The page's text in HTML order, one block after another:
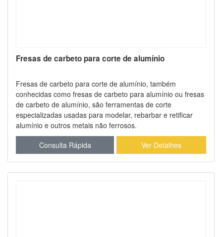
Fresas de carbeto para corte de alumínio
Fresas de carbeto para corte de alumínio, também
conhecidas como fresas de carbeto para alumínio ou fresas
de carbeto de alumínio, são ferramentas de corte
especializadas usadas para modelar, rebarbar e retificar
alumínio e outros metais não ferrosos.
Consulta Rápida Ver Detalhes